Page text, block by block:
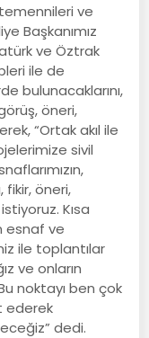
ve
Başkanımız
ve Öztrak
ile de
bulunacaklarını,
öneri,
“Ortak akıl ile
sivil
fikir, öneri,
Kısa
esnaf ve
ile toplantılar
ve onların
noktayı ben çok
ederek
dedi.